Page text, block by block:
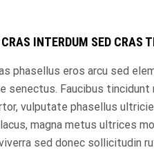
INTERDUM SED CRAS
phasellus eros arcu sed
senectus. Faucibus tincidunt
vulputate phasellus
magna metus ultrices
sed donec sollicitudin